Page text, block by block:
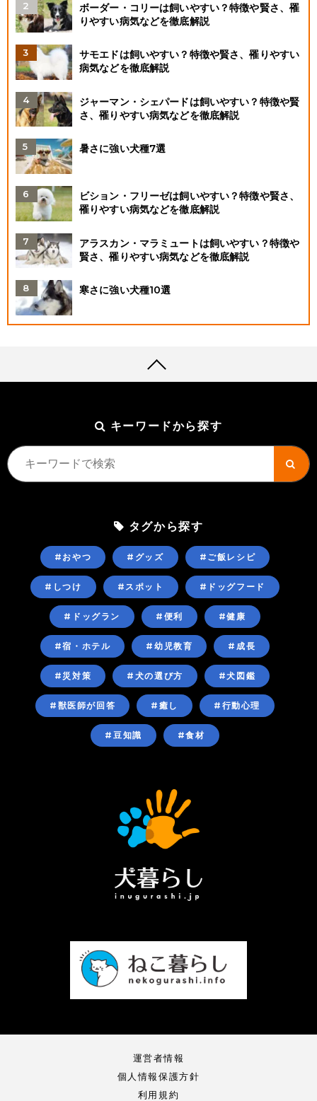
ボーダー・コリーは飼いやすい？特徴や賢さ、罹
りやすい病気などを徹底解説
サモエドは飼いやすい？特徴や賢さ、罹りやすい
病気などを徹底解説
ジャーマン・シェパードは飼いやすい？特徴や賢
さ、罹りやすい病気などを徹底解説
暑さに強い犬種7選
ビション・フリーゼは飼いやすい？特徴や賢さ、
罹りやすい病気などを徹底解説
アラスカン・マラミュートは飼いやすい？特徴や
賢さ、罹りやすい病気などを徹底解説
寒さに強い犬種10選
キーワードから探す
タグから探す
#おやつ #グッズ #ご飯レシピ
#しつけ #スポット #ドッグフード
#ドッグラン #便利 #健康
#宿・ホテル #幼児教育 #成長
#災対策 #犬の選び方 #犬図鑑
#獣医師が回答 #癒し #行動心理
#豆知識 #食材
運営者情報
個人情報保護方針
利用規約